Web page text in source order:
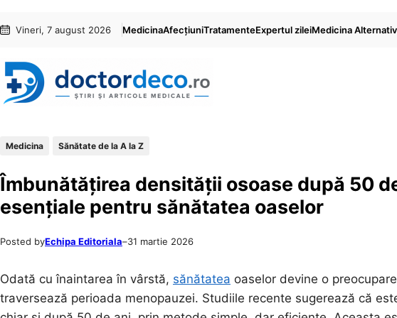
conținut
content
Vineri, 7 august 2026 MedicinaAfecțiuniTratamenteExpertul zileiMedicina
Medicina Sănătate de la A la Z
Îmbunătățirea densității osoase după 50
esențiale pentru sănătatea oaselor
Posted byEchipa Editoriala–31 martie 2026
Odată cu înaintarea în vârstă, sănătatea oaselor devine o
traversează perioada menopauzei. Studiile recente sugerează că